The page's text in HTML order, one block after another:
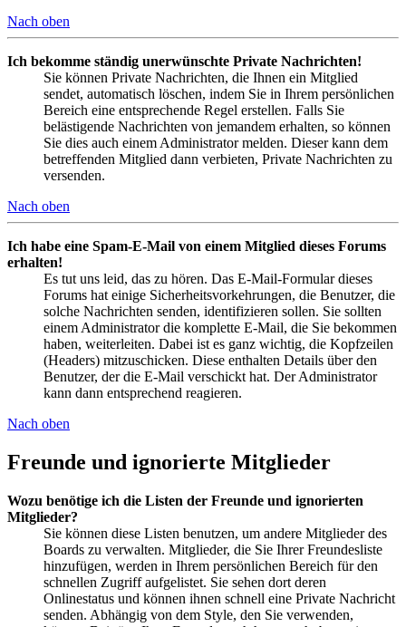
Nach oben
Ich bekomme ständig unerwünschte Private Nachrichten!
Sie können Private Nachrichten, die Ihnen ein Mitglied
sendet, automatisch löschen, indem Sie in Ihrem persönlichen
Bereich eine entsprechende Regel erstellen. Falls Sie
belästigende Nachrichten von jemandem erhalten, so können
Sie dies auch einem Administrator melden. Dieser kann dem
betreffenden Mitglied dann verbieten, Private Nachrichten zu
versenden.
Nach oben
Ich habe eine Spam-E-Mail von einem Mitglied dieses Forums
erhalten!
Es tut uns leid, das zu hören. Das E-Mail-Formular dieses
Forums hat einige Sicherheitsvorkehrungen, die Benutzer, die
solche Nachrichten senden, identifizieren sollen. Sie sollten
einem Administrator die komplette E-Mail, die Sie bekommen
haben, weiterleiten. Dabei ist es ganz wichtig, die Kopfzeilen
(Headers) mitzuschicken. Diese enthalten Details über den
Benutzer, der die E-Mail verschickt hat. Der Administrator
kann dann entsprechend reagieren.
Nach oben
Freunde und ignorierte Mitglieder
Wozu benötige ich die Listen der Freunde und ignorierten
Mitglieder?
Sie können diese Listen benutzen, um andere Mitglieder des
Boards zu verwalten. Mitglieder, die Sie Ihrer Freundesliste
hinzufügen, werden in Ihrem persönlichen Bereich für den
schnellen Zugriff aufgelistet. Sie sehen dort deren
Onlinestatus und können ihnen schnell eine Private Nachricht
senden. Abhängig von dem Style, den Sie verwenden,